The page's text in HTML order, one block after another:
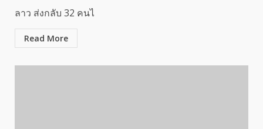
ลาว ส่งกลับ 32 คนไ
Read More